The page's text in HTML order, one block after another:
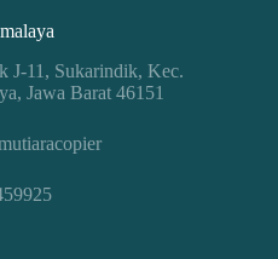
J-11, Sukarindik, Kec.
Jawa Barat 46151